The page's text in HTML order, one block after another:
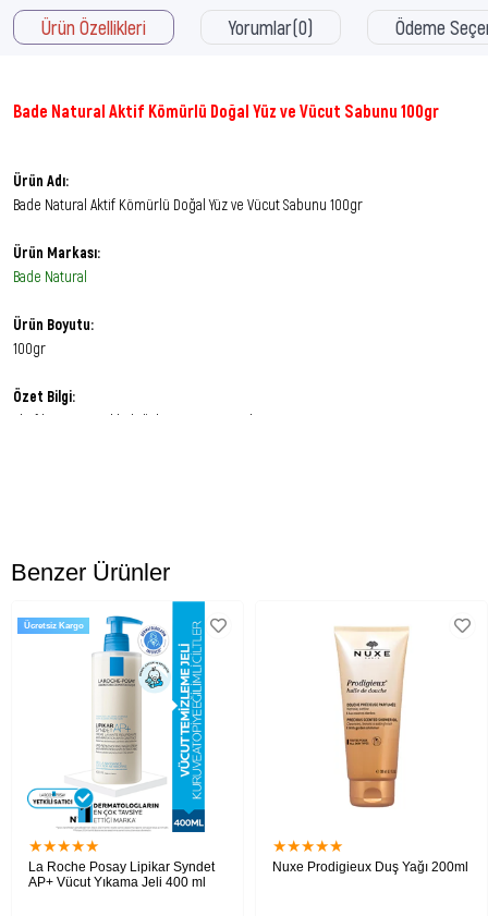
Ürün Özellikleri Yorumlar(0) Ödeme
Bade Natural Aktif Kömürlü Doğal Yüz ve Vücut Sabunu 100gr
Ürün Adı:
Bade Natural Aktif Kömürlü Doğal Yüz ve Vücut Sabunu 100gr
Ürün Markası:
Bade Natural
Ürün Boyutu:
100gr
Özet Bilgi:
Aktif kömür içerikli doğal yüz ve vücut sabunu
Kullanım Şekli:
Sabunu su ile köpürtüp cildinizi temizleyiniz. Ardından bol su ile durulayınız.
Aqua, Sodium Olivate, Charcoal Powder, Carbon Black.
Benzer Ürünler
★★★★★
La Roche Posay Lipikar Syndet
AP+ Vücut Yıkama Jeli 400 ml
Ücretsiz Kargo
★★★★★
Nuxe Prodigieux Duş Yağı 200ml